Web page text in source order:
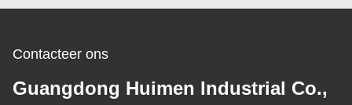
Contacteer ons
Guangdong Huimen Industrial Co.,